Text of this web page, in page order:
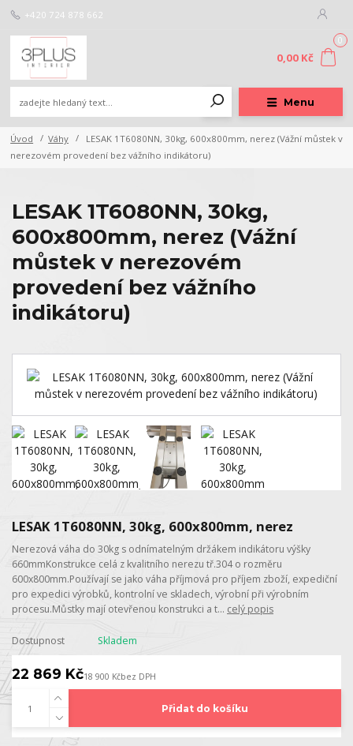
Menu
+420 724 878 662
0
0,00 Kč
Úvod Váhy
LESAK 1T6080NN, 30kg, 600x800mm, nerez (Vážní můstek v
nerezovém provedení bez vážního indikátoru)
LESAK 1T6080NN, 30kg,
600x800mm, nerez (Vážní
můstek v nerezovém
provedení bez vážního
indikátoru)
LESAK 1T6080NN, 30kg, 600x800mm, nerez
Nerezová váha do 30kg s odnímatelným držákem indikátoru výšky
660mmKonstrukce celá z kvalitního nerezu tř.304 o rozměru
600x800mm.Používají se jako váha příjmová pro příjem zboží, expediční
pro expedici výrobků, kontrolní ve skladech, výrobní při výrobním
procesu.Můstky mají otevřenou konstrukci a t... celý popis
Dostupnost Skladem
22 869 Kč18 900 Kčbez DPH
Přidat do košíku